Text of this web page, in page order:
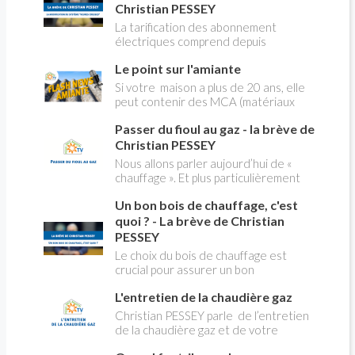
Christian PESSEY
La tarification des abonnement
électriques comprend depuis
pleines, heures creuses. Aujourd'hui
Christian PESSEY vous explique tout
ce qu'il faut savoir sur la nouvelle
modification du système "heures
creuses" qui concerne près de 15
millions de Français !
Le point sur l'amiante
Si votre maison a plus de 20 ans, elle
peut contenir des MCA (matériaux
panique, on fait le point dans notre
flash news n°3 spéciale Amiante et
ses dangers avec Christian Pessey
Passer du fioul au gaz - la brève de
Christian PESSEY
Nous allons parler aujourd’hui de «
chauffage ». Et plus particulièrement
aborder l’abandon du fioul au profit du
gaz.
Un bon bois de chauffage, c'est
quoi ? - La brève de Christian
PESSEY
Le choix du bois de chauffage est
crucial pour assurer un bon
l'impact environnemental. Mais
comment reconnaître un bois de
qualité ? Plusieurs critères entrent en
jeu : le type d'essence, le taux
L'entretien de la chaudière gaz
Christian PESSEY parle de l’entretien
de la chaudière gaz et de votre